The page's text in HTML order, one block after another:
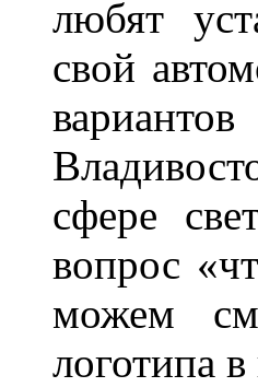
любят
свой
сфере
вопрос
можем
логотипа